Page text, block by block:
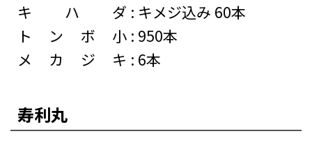
キハダ : キメジ込み 60本
トンボ小 : 950本
メカジキ : 6本
寿利丸